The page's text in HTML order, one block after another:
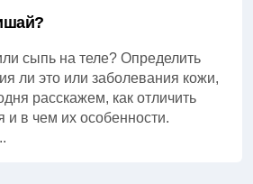
сыпь на теле? Определить
ли это или заболевания кожи,
расскажем, как отличить
и в чем их особенности.